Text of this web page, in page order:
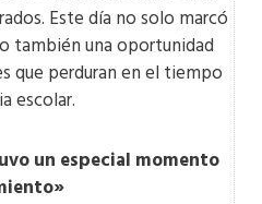
Este día no solo marcó
también una oportunidad
que perduran en el tiempo
escolar.
un especial momento